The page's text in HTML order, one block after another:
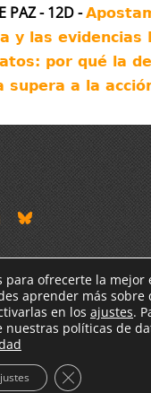
show the scale
failure.
1398 Twitter
Más...
PAZ - 12D -
y las evidencias
por qué la
supera a la
València
Portal de
de cookies
para ofrecerte la mejor
aprender más sobre
en los ajustes.
nuestras políticas de
CERRAR EL